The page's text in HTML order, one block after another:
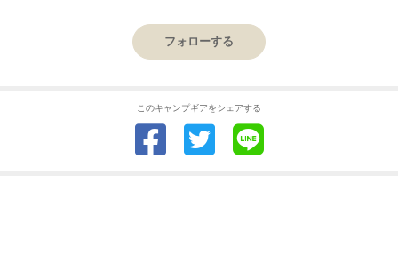
フォローする
このキャンプギアをシェアする